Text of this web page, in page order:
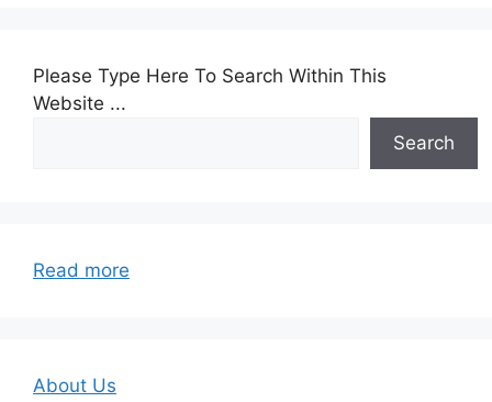
Please Type Here To Search Within This
Website ...
Search
Read more
About Us